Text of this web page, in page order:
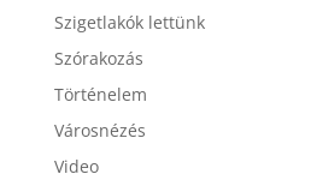
Szigetlakók lettünk
Szórakozás
Történelem
Városnézés
Video